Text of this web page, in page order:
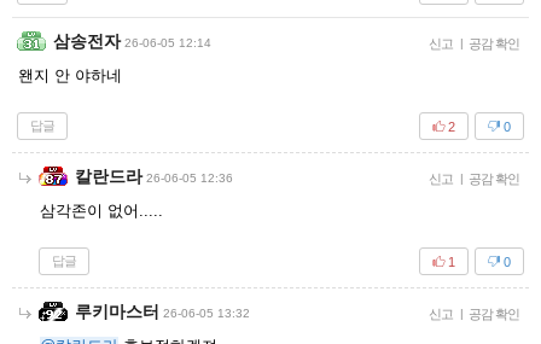
삼송전자 26-06-05 12:14 신고 | 공감 확인
왠지 안 야하네
답글 0
2
칼란드라 26-06-05 12:36 신고 | 공감 확인
삼각존이 없어.....
답글 0
1
루키마스터 26-06-05 13:32 신고 | 공감 확인